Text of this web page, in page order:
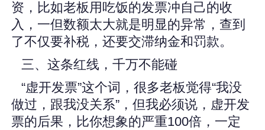
资，比如老板用吃饭的发票冲自己的收
入，一但数额太大就是明显的异常，查到
了不仅要补税，还要交滞纳金和罚款。
三、这条红线，千万不能碰
“虚开发票”这个词，很多老板觉得“我没
做过，跟我没关系”，但我必须说，虚开发
票的后果，比你想象的严重100倍，一定